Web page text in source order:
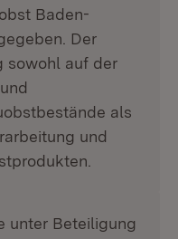
Baden-
Der
sowohl auf der
als
und
unter Beteiligung